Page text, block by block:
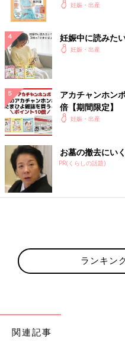
泉吹（いぶき）
拓泉（たくみ）
泉里 （せんり）
※2025年に施行された改正戸
い”当て字”を使用する場合、
もあります。
出生届を提出する際、上記に
※この記事には、たまひよ読
字”を使用した名前も取り扱っ
たまひよの名前事典
妊娠・出産
妊娠中に読みた
妊娠・出産
アカチャンホン
倍【期間限定】
妊娠・出産
お墓の撤去にい
PR(くらしの話題)
ランキン
関連記事